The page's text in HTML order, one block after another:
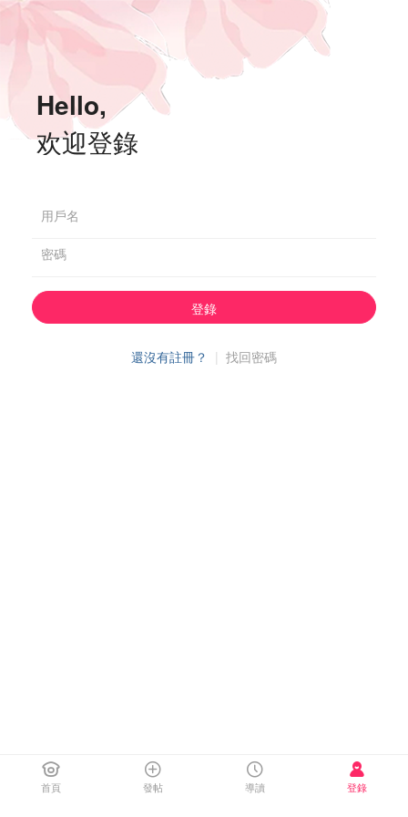
Hello,
欢迎登錄
用戶名
密碼
登錄
還沒有註冊？ | 找回密碼
首頁 發帖 導讀 登錄